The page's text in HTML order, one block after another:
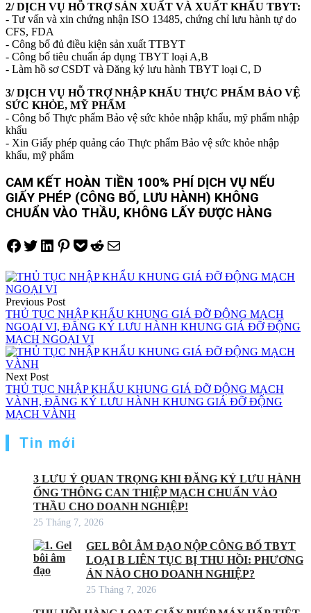
2/ DỊCH VỤ HỖ TRỢ SẢN XUẤT VÀ XUẤT KHẨU TBYT:
- Tư vấn và xin chứng nhận ISO 13485, chứng chỉ lưu hành tự do
CFS, FDA
- Công bố đủ điều kiện sản xuất TTBYT
- Công bố tiêu chuẩn áp dụng TBYT loại A,B
- Làm hồ sơ CSDT và Đăng ký lưu hành TBYT loại C, D
3/ DỊCH VỤ HỖ TRỢ NHẬP KHẨU THỰC PHẨM BẢO VỆ
SỨC KHỎE, MỸ PHẨM
- Công bố Thực phẩm Bảo vệ sức khỏe nhập khẩu, mỹ phẩm nhập
khẩu
- Xin Giấy phép quảng cáo Thực phẩm Bảo vệ sức khỏe nhập
khẩu, mỹ phẩm
CAM KẾT HOÀN TIỀN 100% PHÍ DỊCH VỤ NẾU
GIẤY PHÉP (CÔNG BỐ, LƯU HÀNH) KHÔNG
CHUẨN VÀO THẦU, KHÔNG LẤY ĐƯỢC HÀNG
Share on Facebook
Tweet on Twitter
Share on LinkedIn
Pin on Pinterest
Save to pocket
Share on Reddit
Share via Email
Điều
hướng
bài
viết
Previous Post
THỦ TỤC NHẬP KHẨU KHUNG GIÁ ĐỠ ĐỘNG MẠCH
NGOẠI VI, ĐĂNG KÝ LƯU HÀNH KHUNG GIÁ ĐỠ ĐỘNG
MẠCH NGOẠI VI
Next Post
THỦ TỤC NHẬP KHẨU KHUNG GIÁ ĐỠ ĐỘNG MẠCH
VÀNH, ĐĂNG KÝ LƯU HÀNH KHUNG GIÁ ĐỠ ĐỘNG
MẠCH VÀNH
Tin mới
3 LƯU Ý QUAN TRỌNG KHI ĐĂNG KÝ LƯU HÀNH
ỐNG THÔNG CAN THIỆP MẠCH CHUẨN VÀO
THẦU CHO DOANH NGHIỆP!
25 Tháng 7, 2026
GEL BÔI ÂM ĐẠO NỘP CÔNG BỐ TBYT
LOẠI B LIÊN TỤC BỊ THU HỒI: PHƯƠNG
ÁN NÀO CHO DOANH NGHIỆP?
25 Tháng 7, 2026